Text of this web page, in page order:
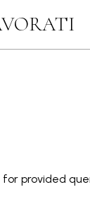
for provided